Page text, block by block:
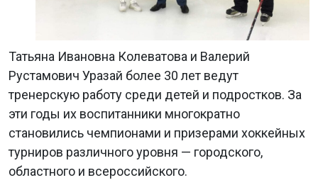
Татьяна Ивановна Колеватова и Валерий
Рустамович Уразай более 30 лет ведут
тренерскую работу среди детей и подростков. За
эти годы их воспитанники многократно
становились чемпионами и призерами хоккейных
турниров различного уровня — городского,
областного и всероссийского.